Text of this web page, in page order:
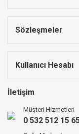
Sözleşmeler
Kullanıcı Hesabı
İletişim
Müşteri Hizmetleri
0 532 512 15